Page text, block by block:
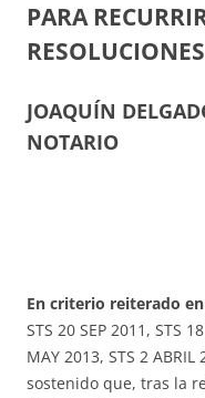
PARA
JOAQUÍN
NOTARIO
En criterio reiterado
STS 20 SEP 2011, STS
MAY 2013, STS 2
sostenido que, tras la